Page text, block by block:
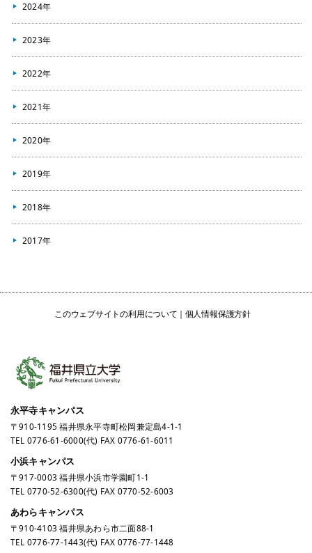
2024年
2023年
2022年
2021年
2020年
2019年
2018年
2017年
このウェブサイトの利用について 個人情報保護方針
永平寺キャンパス
〒910-1195 福井県永平寺町松岡兼定島4-1-1
TEL 0776-61-6000(代) FAX 0776-61-6011
小浜キャンパス
〒917-0003 福井県小浜市学園町1-1
TEL 0770-52-6300(代) FAX 0770-52-6003
あわらキャンパス
〒910-4103 福井県あわら市二面88-1
TEL 0776-77-1443(代) FAX 0776-77-1448